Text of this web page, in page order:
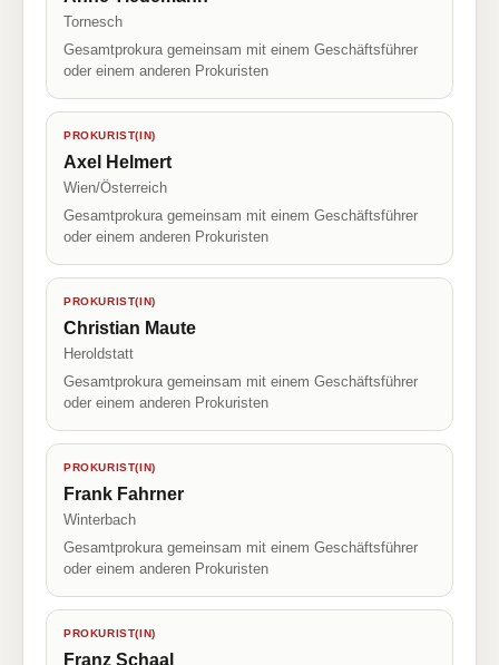
Tornesch
Gesamtprokura gemeinsam mit einem Geschäftsführer
oder einem anderen Prokuristen
PROKURIST(IN)
Axel Helmert
Wien/Österreich
Gesamtprokura gemeinsam mit einem Geschäftsführer
oder einem anderen Prokuristen
PROKURIST(IN)
Christian Maute
Heroldstatt
Gesamtprokura gemeinsam mit einem Geschäftsführer
oder einem anderen Prokuristen
PROKURIST(IN)
Frank Fahrner
Winterbach
Gesamtprokura gemeinsam mit einem Geschäftsführer
oder einem anderen Prokuristen
PROKURIST(IN)
Franz Schaal